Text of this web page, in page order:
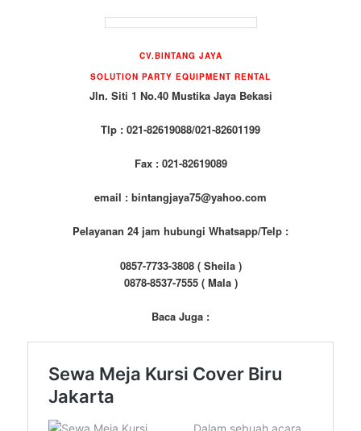
CV.BINTANG JAYA
SOLUTION PARTY EQUIPMENT RENTAL
Jln. Siti 1 No.40 Mustika Jaya Bekasi
Tlp : 021-82619088/021-82601199
Fax : 021-82619089
email : bintangjaya75@yahoo.com
Pelayanan 24 jam hubungi Whatsapp/Telp :
0857-7733-3808 ( Sheila )
0878-8537-7555 ( Mala )
Baca Juga :